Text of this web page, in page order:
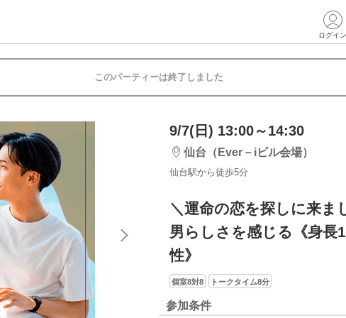
ログイン
このパーティーは終了しました
9/7(日) 13:00～14:30
仙台（Ever－iビル会場）
仙台駅から徒歩5分
＼運命の恋を探しに来ま
男らしさを感じる《身長
性》
個室8対8 トークタイム8分
参加条件